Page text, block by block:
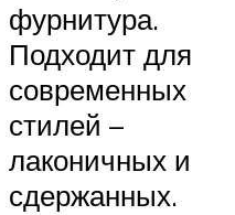
фурнитура.
Подходит для
современных
стилей –
лаконичных и
сдержанных.